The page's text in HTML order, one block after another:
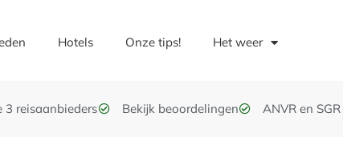
Hotels Onze tips! Het weer
3 reisaanbieders Bekijk beoordelingen ANVR en